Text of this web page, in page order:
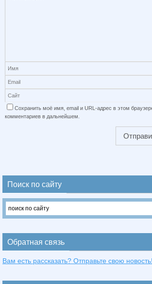
Сохранить моё имя, email и URL-адрес в этом
комментариев в дальнейшем.
Поиск по сайту
Обратная связь
Вам есть рассказать? Отправьте свою новость!